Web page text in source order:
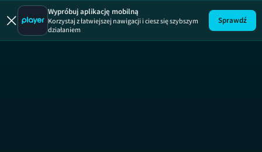
Wypróbuj aplikację mobilną
Korzystaj z łatwiejszej nawigacji i ciesz się szybszym
działaniem
Sprawdź